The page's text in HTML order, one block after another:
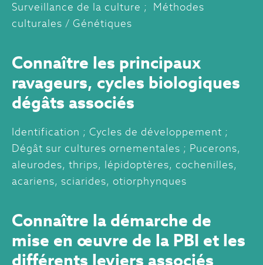
Surveillance de la culture ; Méthodes
culturales / Génétiques
Connaître les principaux
ravageurs, cycles biologiques
dégâts associés
Identification ; Cycles de développement ;
Dégât sur cultures ornementales ; Pucerons,
aleurodes, thrips, lépidoptères, cochenilles,
acariens, sciarides, otiorphynques
Connaître la démarche de
mise en œuvre de la PBI et les
différents leviers associés